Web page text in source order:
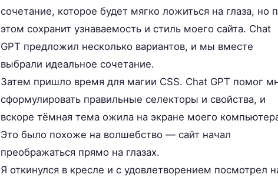
сочетание, которое будет мягко ложиться на глаза, но
этом сохранит узнаваемость и стиль моего сайта. Chat
GPT предложил несколько вариантов, и мы вместе
выбрали идеальное сочетание.
Затем пришло время для магии CSS. Chat GPT помог
сформулировать правильные селекторы и свойства, и
вскоре тёмная тема ожила на экране моего
Это было похоже на волшебство — сайт начал
преображаться прямо на глазах.
Я откинулся в кресле и с удовлетворением посмотрел